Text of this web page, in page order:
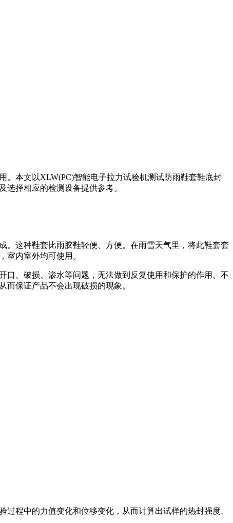
。本文以XLW(PC)智能电子拉力试验机测试防雨鞋套鞋底封
择相应的检测设备提供参考。
。这种鞋套比雨胶鞋轻便、方便。在雨雪天气里，将此鞋套套
室内室外均可使用。
口、破损、渗水等问题，无法做到反复使用和保护的作用。不
保证产品不会出现破损的现象。
程中的力值变化和位移变化，从而计算出试样的热封强度、